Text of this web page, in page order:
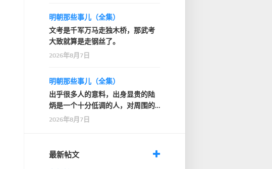
明朝那些事儿（全集）
文考是千军万马走独木桥，那武考
大致就算是走钢丝了。
2026年8月7日
明朝那些事儿（全集）
出乎很多人的意料，出身显贵的陆
炳是一个十分低调的人，对周围的
人也十分客气，没有…
2026年8月7日
最新帖文